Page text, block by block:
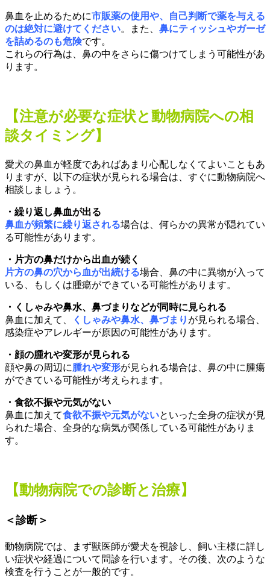
鼻血を止めるために市販薬の使用や、自己判断で薬を与える
のは絶対に避けてください。また、 鼻にティッシュやガーゼ
を詰めるのも危険です。
これらの行為は、鼻の中をさらに傷つけてしまう可能性があ
ります。
【注意が必要な症状と動物病院への相
談タイミング】
愛犬の鼻血が軽度であればあまり心配しなくてよいこともあ
りますが、以下の症状が見られる場合は、すぐに動物病院へ
相談しましょう。
・繰り返し鼻血が出る
鼻血が頻繁に繰り返される場合は、何らかの異常が隠れてい
る可能性があります。
・片方の鼻だけから出血が続く
片方の鼻の穴から血が出続ける場合、鼻の中に異物が入って
いる、もしくは腫瘍ができている可能性があります。
・くしゃみや鼻水、鼻づまりなどが同時に見られる
鼻血に加えて、
くしゃみや鼻水、鼻づまり が見られる場合、
感染症やアレルギーが原因の可能性があります。
・顔の腫れや変形が見られる
顔や鼻の周辺に腫れや変形が見られる場合は、鼻の中に腫瘍
ができている可能性が考えられます。
・食欲不振や元気がない
鼻血に加えて食欲不振や元気がないといった全身の症状が見
られた場合、全身的な病気が関係している可能性がありま
す。
【動物病院での診断と治療】
＜診断＞
動物病院では、まず獣医師が愛犬を視診し、飼い主様に詳し
い症状や経過について問診を行います。その後、次のような
検査を行うことが一般的です。